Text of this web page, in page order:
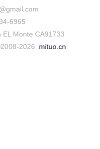
6965
EL Monte CA91733
2026 mituo.cn